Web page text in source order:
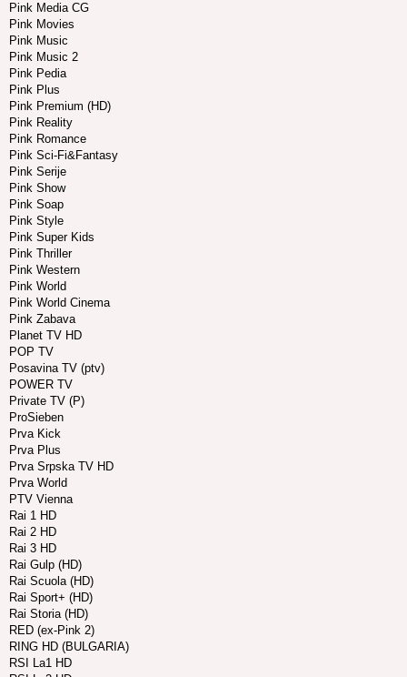
Pink Media CG
Pink Movies
Pink Music
Pink Music 2
Pink Pedia
Pink Plus
Pink Premium (HD)
Pink Reality
Pink Romance
Pink Sci-Fi&Fantasy
Pink Serije
Pink Show
Pink Soap
Pink Style
Pink Super Kids
Pink Thriller
Pink Western
Pink World
Pink World Cinema
Pink Zabava
Planet TV HD
POP TV
Posavina TV (ptv)
POWER TV
Private TV (P)
ProSieben
Prva Kick
Prva Plus
Prva Srpska TV HD
Prva World
PTV Vienna
Rai 1 HD
Rai 2 HD
Rai 3 HD
Rai Gulp (HD)
Rai Scuola (HD)
Rai Sport+ (HD)
Rai Storia (HD)
RED (ex-Pink 2)
RING HD (BULGARIA)
RSI La1 HD